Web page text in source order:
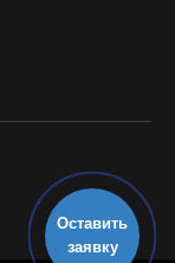
Оставить
заявку